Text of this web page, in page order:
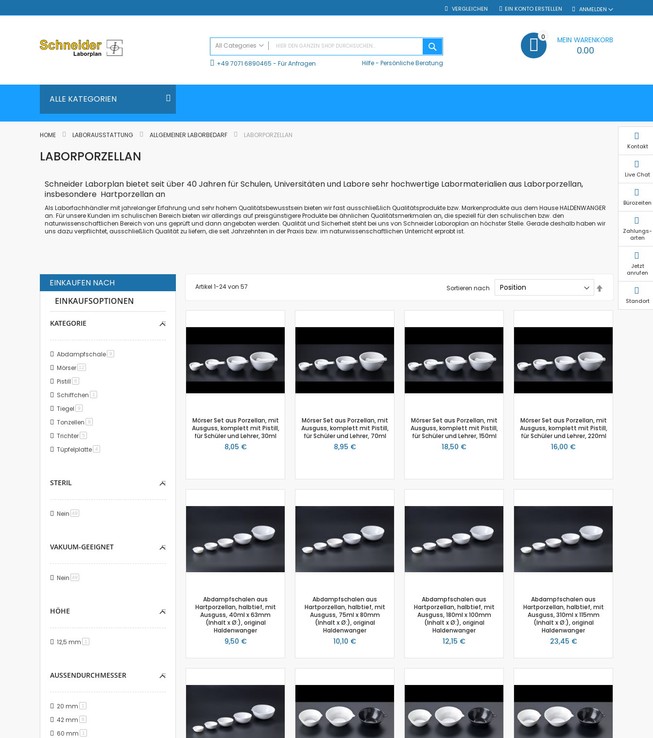
VERGLEICHEN ANMELDEN
EIN KONTO ERSTELLEN
All Categories
ALL CATEGORIES
CMA Datenlogger / Interfaces und Software
Sensoren
Biologie
Drucksensor
Ethanoldampf-Sensor
Leitfähigkeit
Lichtsensor
O2 Gas Sensor
O2 Sensor für gelösten Sauerstoff
pH-Sensor
pH - Elektrodenverstärker
Salzgehalt
Thermoelement-Sensor
Tropfenzähler
Zubehör
Lux-Sensor
Absolutdrucksensor
Temperatur-Box
Bodenfeuchtigkeit
Hautwiderstands-Sensor
Luftdruck
Emmissionsmessung
Go!Link (GO -LINK)
Trübung
+49 7071 6890465 - Für Anfragen Hilfe- Persönliche Beratung
MEIN WARENKORB
0.00
0
ALLE KATEGORIEN
HOME LABORAUSSTATTUNG ALLGEMEINER LABORBEDARF LABORPORZELLAN
LABORPORZELLAN
Schneider Laborplan bietet seit über 40 Jahren für Schulen, Universitäten und Labore sehr hochwertige Labormaterialien aus Laborporzellan,
insbesondere Hartporzellan an
Als Laborfachhändler mit jahrelanger Erfahrung und sehr hohem Qualitätsbewusstsein bieten wir fast ausschließlich Qualitätsprodukte bzw. Markenprodukte aus dem HauseHALDENWANGER
an. Für unsere Kunden im schulischen Bereich bieten wir allerdings auf preisgünstigere Produkte bei ähnlichen Qualitätsmerkmalen an, die speziell für den schulischen bzw. den
naturwissenschaftlichen Bereich von uns geprüft und dann angeboten werden. Qualität und Sicherheit steht bei uns von Schneider Laboroplan an höchster Stelle. Gerade deshalb haben wir
uns dazu verpflichtet, ausschließlich Qualität zu liefern, die seit Jahrzehnten in der Praxis bzw. im naturwissenschaftlichen Unterricht erprobt ist.
Artikel 1-24von 57 Sortieren nach
absteigender
Reihenfolge
Mörser Set aus Porzellan, mit
Ausguss, komplett mit Pistill,
für Schüler und Lehrer, 30ml
8,05 €
Mörser Set aus Porzellan, mit
Ausguss, komplett mit Pistill,
für Schüler und Lehrer, 70ml
8,95 €
Mörser Set aus Porzellan, mit
Ausguss, komplett mit Pistill,
für Schüler und Lehrer, 150ml
18,50 €
Mörser Set aus Porzellan, mit
Ausguss, komplett mit Pistill,
für Schüler und Lehrer, 220ml
16,00 €
Abdampfschalen aus
Hartporzellan, halbtief, mit
Ausguss, 40ml x 63mm
(Inhalt x Ø:), original
Haldenwanger
9,50 €
Abdampfschalen aus
Hartporzellan, halbtief, mit
Ausguss, 75ml x 80mm
(Inhalt x Ø:), original
Haldenwanger
10,10 €
Abdampfschalen aus
Hartporzellan, halbtief, mit
Ausguss, 180ml x 100mm
(Inhalt x Ø:), original
Haldenwanger
12,15 €
Abdampfschalen aus
Hartporzellan, halbtief, mit
Ausguss, 310ml x 115mm
(Inhalt x Ø:), original
Haldenwanger
23,45 €
Kontakt
Live Chat
Bürozeiten
Zahlungs-
arten
Jetzt
anrufen
Standort
EINKAUFEN NACH
EINKAUFSOPTIONEN
KATEGORIE
Abdampfschale 9Artikel
Mörser 12
Pistill 6Artikel
Schiffchen 1
Tiegel 9Artikel
Tonzellen 8Artikel
Trichter 5Artikel
Tüpfelplatte 4
STERIL
Nein 49
VAKUUM-GEEIGNET
Nein 49
HÖHE
12,5 mm 1
AUSSENDURCHMESSER
20 mm 1
42 mm 6Artikel
60 mm 1